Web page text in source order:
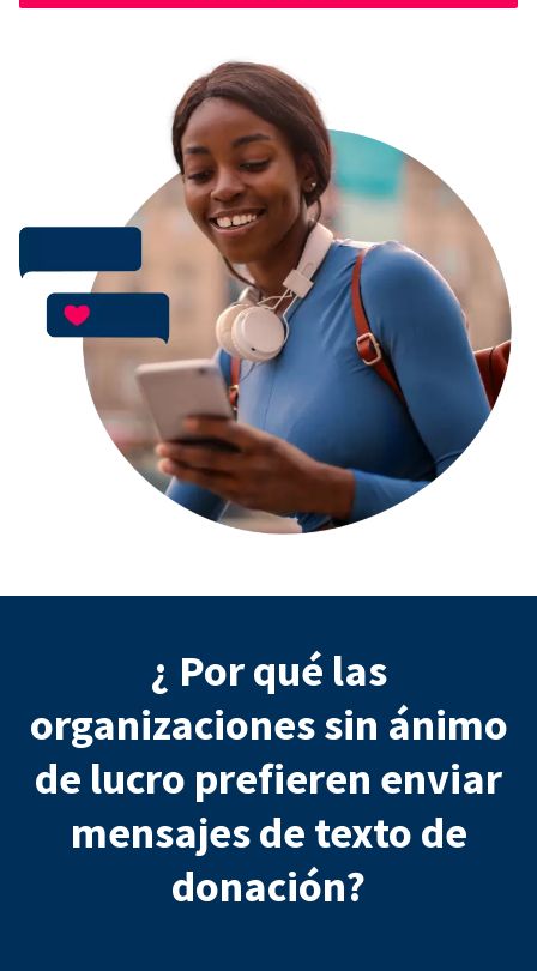
¿ Por qué las
organizaciones sin ánimo
de lucro prefieren enviar
mensajes de texto de
donación?